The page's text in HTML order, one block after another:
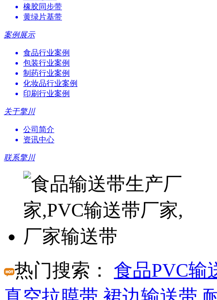
橡胶同步带
黄绿片基带
案例展示
食品行业案例
包装行业案例
制药行业案例
化妆品行业案例
印刷行业案例
关于擎川
公司简介
资讯中心
联系擎川
热门搜索：
食品PVC输